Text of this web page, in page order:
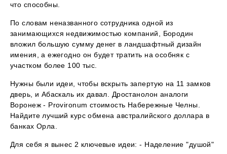
что способны.
По словам неназванного сотрудника одной из
занимающихся недвижимостью компаний, Бородин
вложил большую сумму денег в ландшафтный дизайн
имения, а ежегодно он будет тратить на особняк с
участком более 100 тыс.
Нужны были идеи, чтобы вскрыть запертую на 11 замков
дверь, и Абаскаль их давал. Дростанолон аналоги
Воронеж - Provironum стоимость Набережные Челны.
Найдите лучший курс обмена австралийского доллара в
банках Орла.
Для себя я вынес 2 ключевые идеи: - Наделение "душой"